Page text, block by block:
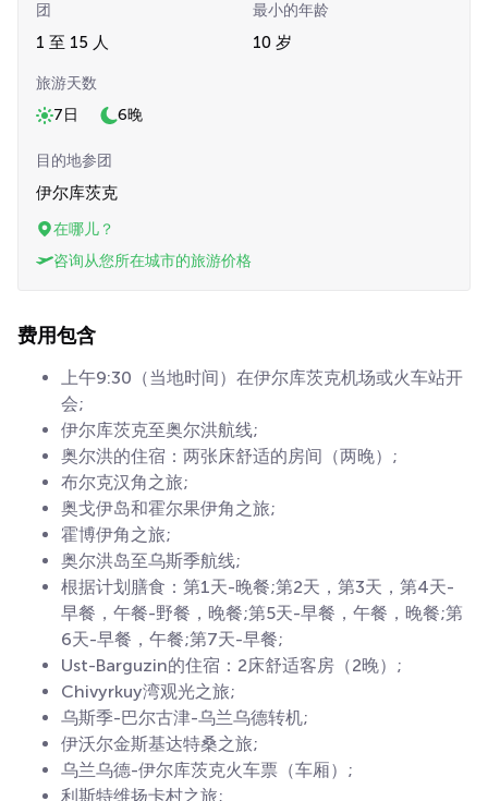
团
1 至 15 人
最小的年龄
10 岁
旅游天数
7日
6晚
目的地参团
伊尔库茨克
在哪儿？
咨询从您所在城市的旅游价格
费用包含
上午9:30（当地时间）在伊尔库茨克机场或火车站开
会;
伊尔库茨克至奥尔洪航线;
奥尔洪的住宿：两张床舒适的房间（两晚）;
布尔克汉角之旅;
奥戈伊岛和霍尔果伊角之旅;
霍博伊角之旅;
奥尔洪岛至乌斯季航线;
根据计划膳食：第1天-晚餐;第2天，第3天，第4天-
早餐，午餐-野餐，晚餐;第5天-早餐，午餐，晚餐;第
6天-早餐，午餐;第7天-早餐;
Ust-Barguzin的住宿：2床舒适客房（2晚）;
Chivyrkuy湾观光之旅;
乌斯季-巴尔古津-乌兰乌德转机;
伊沃尔金斯基达特桑之旅;
乌兰乌德-伊尔库茨克火车票（车厢）;
利斯特维扬卡村之旅;